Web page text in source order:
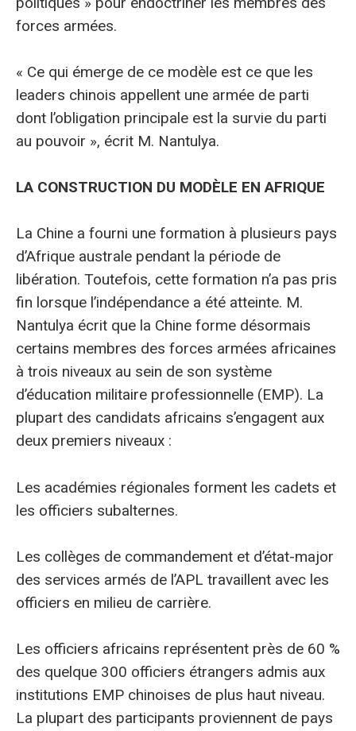
forces armées.
« Ce qui émerge de ce modèle est ce que les
leaders chinois appellent une armée de parti
dont l’obligation principale est la survie du parti
au pouvoir », écrit M. Nantulya.
LA CONSTRUCTION DU MODÈLE EN AFRIQUE
La Chine a fourni une formation à plusieurs pays
d’Afrique australe pendant la période de
libération. Toutefois, cette formation n’a pas pris
fin lorsque l’indépendance a été atteinte. M.
Nantulya écrit que la Chine forme désormais
certains membres des forces armées africaines
à trois niveaux au sein de son système
d’éducation militaire professionnelle (EMP). La
plupart des candidats africains s’engagent aux
deux premiers niveaux :
Les académies régionales forment les cadets et
les officiers subalternes.
Les collèges de commandement et d’état-major
des services armés de l’APL travaillent avec les
officiers en milieu de carrière.
Les officiers africains représentent près de 60 %
des quelque 300 officiers étrangers admis aux
institutions EMP chinoises de plus haut niveau.
La plupart des participants proviennent de pays